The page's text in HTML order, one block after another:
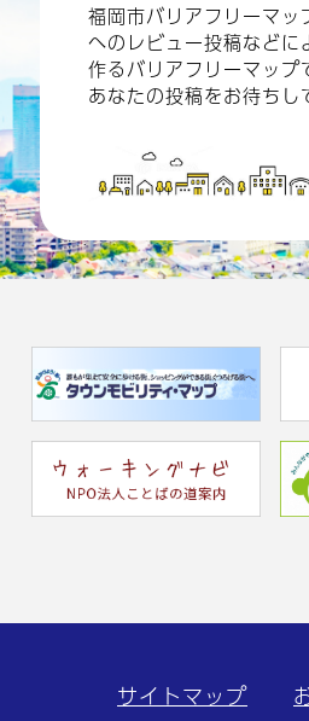
福岡市バリアフリーマッ
へのレビュー投稿などに
作るバリアフリーマップ
あなたの投稿をお待ちし
サイトマップ